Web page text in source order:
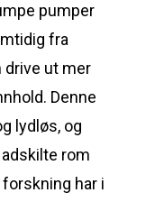
pumper
fra
drive ut mer
Denne
lydløs, og
rom
har i